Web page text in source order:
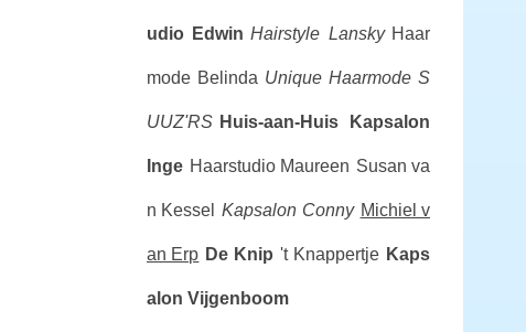
udio Edwin Hairstyle Lansky Haar
mode Belinda Unique Haarmode S
UUZ'RS Huis-aan-Huis Kapsalon
Inge Haarstudio Maureen Susan va
n Kessel Kapsalon Conny Michiel v
an Erp De Knip 't Knappertje Kaps
alon Vijgenboom